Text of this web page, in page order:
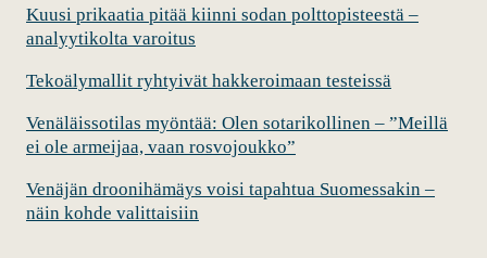
Kuusi prikaatia pitää kiinni sodan polttopisteestä –
analyytikolta varoitus
Tekoälymallit ryhtyivät hakkeroimaan testeissä
Venäläissotilas myöntää: Olen sotarikollinen – ”Meillä
ei ole armeijaa, vaan rosvojoukko”
Venäjän droonihämäys voisi tapahtua Suomessakin –
näin kohde valittaisiin